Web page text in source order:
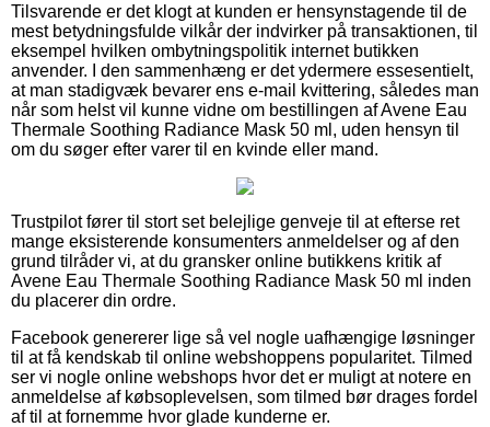
Tilsvarende er det klogt at kunden er hensynstagende til de
mest betydningsfulde vilkår der indvirker på transaktionen, til
eksempel hvilken ombytningspolitik internet butikken
anvender. I den sammenhæng er det ydermere essesentielt,
at man stadigvæk bevarer ens e-mail kvittering, således man
når som helst vil kunne vidne om bestillingen af Avene Eau
Thermale Soothing Radiance Mask 50 ml, uden hensyn til
om du søger efter varer til en kvinde eller mand.
Trustpilot fører til stort set belejlige genveje til at efterse ret
mange eksisterende konsumenters anmeldelser og af den
grund tilråder vi, at du gransker online butikkens kritik af
Avene Eau Thermale Soothing Radiance Mask 50 ml inden
du placerer din ordre.
Facebook genererer lige så vel nogle uafhængige løsninger
til at få kendskab til online webshoppens popularitet. Tilmed
ser vi nogle online webshops hvor det er muligt at notere en
anmeldelse af købsoplevelsen, som tilmed bør drages fordel
af til at fornemme hvor glade kunderne er.